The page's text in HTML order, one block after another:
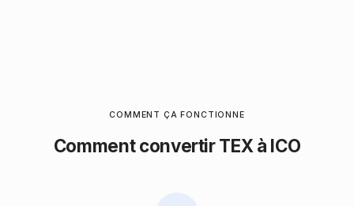
COMMENT ÇA FONCTIONNE
Comment convertir TEX à ICO